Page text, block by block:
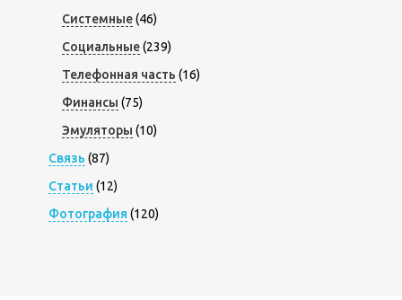
Системные(46)
Социальные(239)
Телефонная часть (16)
Финансы (75)
Эмуляторы (10)
Связь (87)
Статьи (12)
Фотография (120)